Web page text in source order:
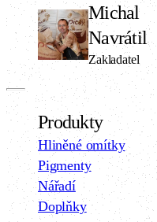
Michal
Navrátil
Zakladatel
Produkty
Hliněné omítky
Pigmenty
Nářadí
Doplňky